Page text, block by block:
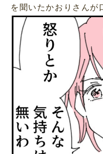
を聞いたかおりさんが